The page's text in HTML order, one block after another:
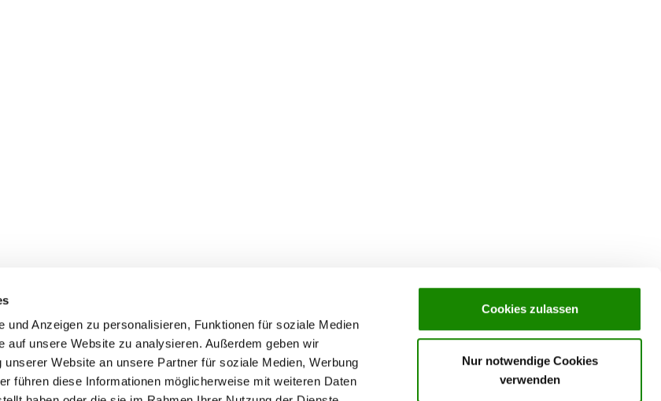
und Anzeigen zu personalisieren, Funktionen für soziale Medien
auf unsere Website zu analysieren. Außerdem geben wir
Website an unsere Partner für soziale Medien, Werbung
führen diese Informationen möglicherweise mit weiteren Daten
Cookies zulassen
Nur notwendige Cookies
verwenden
Veranstaltungen
SV/WUSV
Service
Bezahlsystem